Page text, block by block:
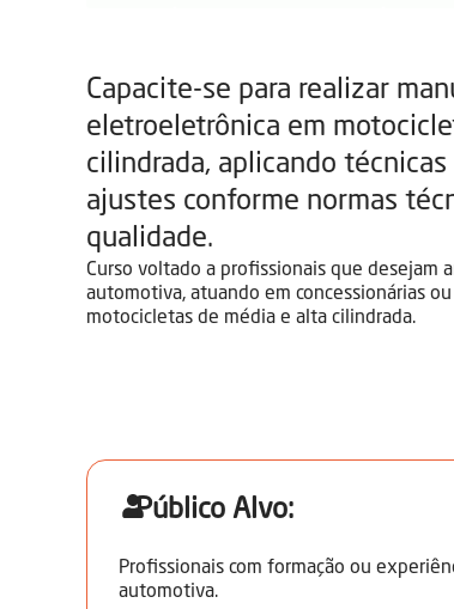
Capacite-se para realizar
eletroeletrônica em
cilindrada, aplicando
ajustes conforme normas
qualidade.
Curso voltado a profissionais que desejam
automotiva, atuando em concessionárias
motocicletas de média e alta cilindrada.
Público Alvo:
Profissionais com formação ou
automotiva.